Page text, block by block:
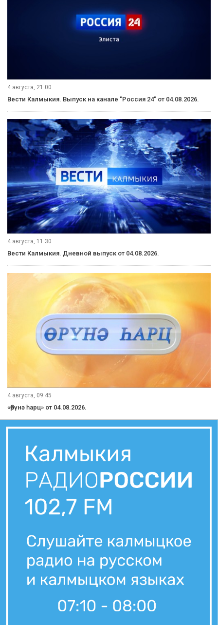
4 августа, 21:00
Вести Калмыкия. Выпуск на канале "Россия 24" от 04.08.2026.
4 августа, 11:30
Вести Калмыкия. Дневной выпуск от 04.08.2026.
4 августа, 09:45
«Өрүнә һарц» от 04.08.2026.